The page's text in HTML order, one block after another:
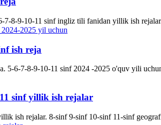
7-8-9-10-11 sinf ingliz tili fanidan yillik ish
ish reja
5-6-7-8-9-10-11 sinf 2024 -2025 o'quv yili
sinf yillik ish rejalar
ish rejalar. 8-sinf 9-sinf 10-sinf 11-sinf